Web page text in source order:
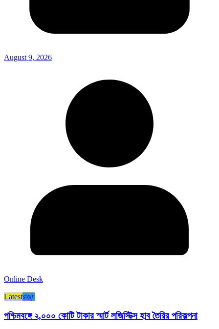
August 9, 2026
Online Desk
Latestরাজ্য​
পশ্চিমবঙ্গে ২,০০০ কোটি টাকার স্মার্ট লজিস্টিক্স হাব তৈরির পরিকল্পনা